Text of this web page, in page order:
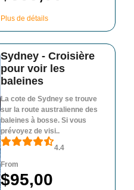
Plus de détails
Sydney - Croisière
pour voir les
baleines
La cote de Sydney se trouve
sur la route australienne des
baleines à bosse. Si vous
prévoyez de visi..
4.4
From
$95,00